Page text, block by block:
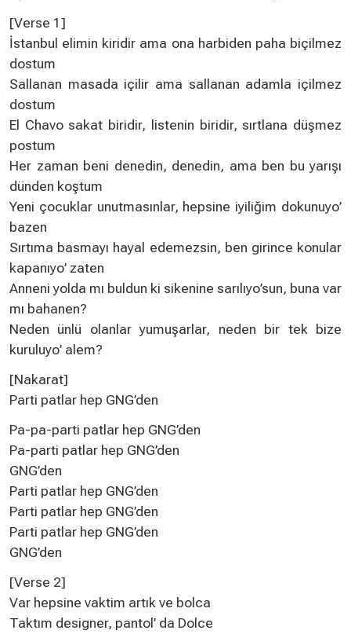
[Verse 1]
İstanbul elimin kiridir ama ona harbiden paha biçilmez
dostum
Sallanan masada içilir ama sallanan adamla içilmez
dostum
El Chavo sakat biridir, listenin biridir, sırtlana düşmez
postum
Her zaman beni denedin, denedin, ama ben bu yarışı
dünden koştum
Yeni çocuklar unutmasınlar, hepsine iyiliğim dokunuyo’
bazen
Sırtıma basmayı hayal edemezsin, ben girince konular
kapanıyo’ zaten
Anneni yolda mı buldun ki sikenine sarılıyo’sun, buna var
mı bahanen?
Neden ünlü olanlar yumuşarlar, neden bir tek bize
kuruluyo’ alem?
[Nakarat]
Parti patlar hep GNG’den
Pa-pa-parti patlar hep GNG’den
Pa-parti patlar hep GNG’den
GNG’den
Parti patlar hep GNG’den
Parti patlar hep GNG’den
Parti patlar hep GNG’den
GNG’den
[Verse 2]
Var hepsine vaktim artık ve bolca
Taktım designer, pantol’ da Dolce